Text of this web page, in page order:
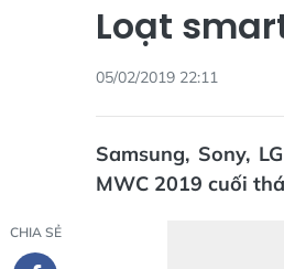
Loạt
05/02/2019 22:11
Samsung, Sony,
MWC 2019 cuối
CHIA SẺ